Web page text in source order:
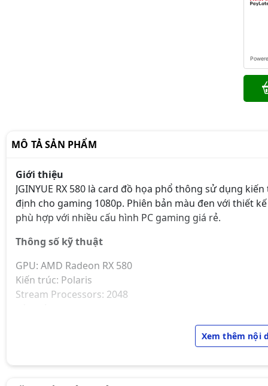
MÔ TẢ SẢN PHẨM
Giới thiệu
JGINYUE RX 580 là card đồ họa phổ thông sử dụng
định cho gaming 1080p. Phiên bản màu đen với thiết
phù hợp với nhiều cấu hình PC gaming giá rẻ.
Thông số kỹ thuật
GPU: AMD Radeon RX 580
Kiến trúc: Polaris
Stream Processors: 2048
Chuẩn giao tiếp: PCIe 3.0
Xem thêm nội